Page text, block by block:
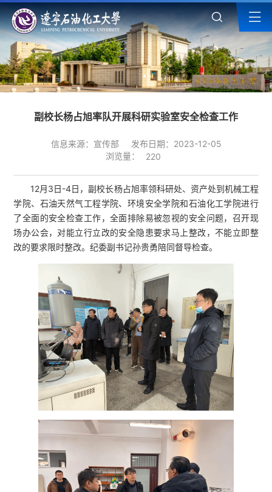
副校长杨占旭率队开展科研实验室安全检查工作
信息来源：宣传部
发布日期：2023-12-05
浏览量：
220
12月3日-4日，副校长杨占旭率领科研处、资产处到机械工程
学院、石油天然气工程学院、环境安全学院和石油化工学院进行
了全面的安全检查工作，全面排除易被忽视的安全问题，召开现
场办公会，对能立行立改的安全隐患要求马上整改，不能立即整
改的要求限时整改。纪委副书记孙贵勇陪同督导检查。